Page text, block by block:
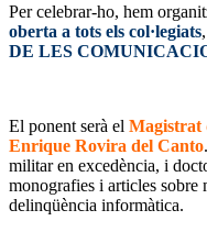
Per celebrar-ho, hem
oberta a tots els col·legiats
DE LES
El ponent serà el Magistrat
Enrique Rovira del Canto
militar en excedència, i
monografies i articles sobre
delinqüència informàtica.